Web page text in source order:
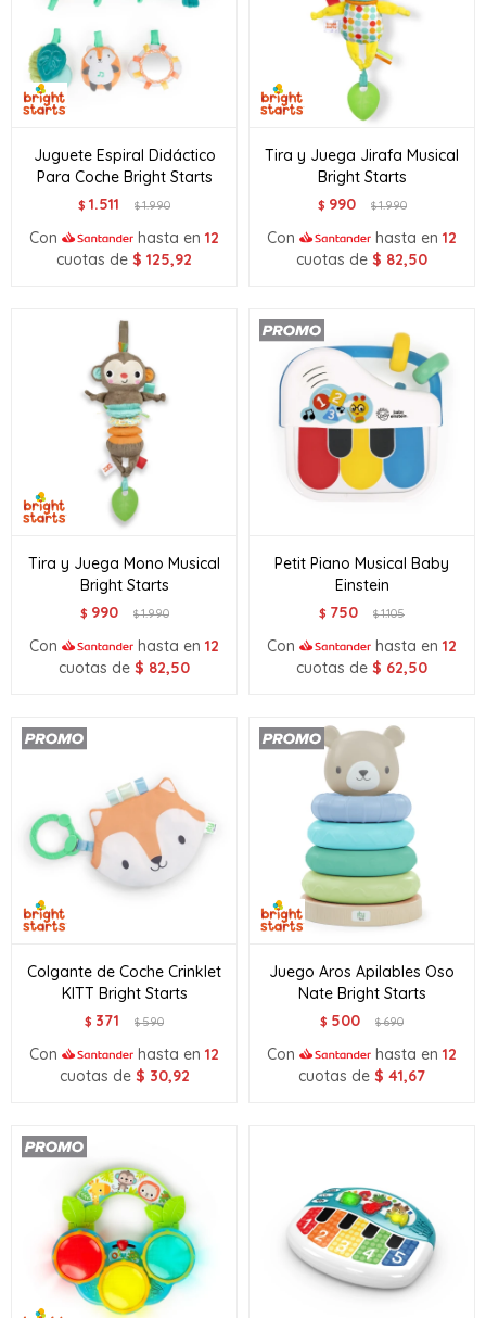
Juguete Espiral Didáctico
Para Coche Bright Starts
$ 1.511 $1.990
Con hasta en 12
cuotas de $ 125,92
Tira y Juega Jirafa Musical
Bright Starts
$ 990 $1.990
Con hasta en 12
cuotas de $ 82,50
Tira y Juega Mono Musical
Bright Starts
$ 990 $1.990
Con hasta en 12
cuotas de $ 82,50
Petit Piano Musical Baby
Einstein
$ 750 $1.105
Con hasta en 12
cuotas de $ 62,50
Colgante de Coche Crinklet
KITT Bright Starts
$ 371 $590
Con hasta en 12
cuotas de $ 30,92
Juego Aros Apilables Oso
Nate Bright Starts
$ 500 $690
Con hasta en 12
cuotas de $ 41,67